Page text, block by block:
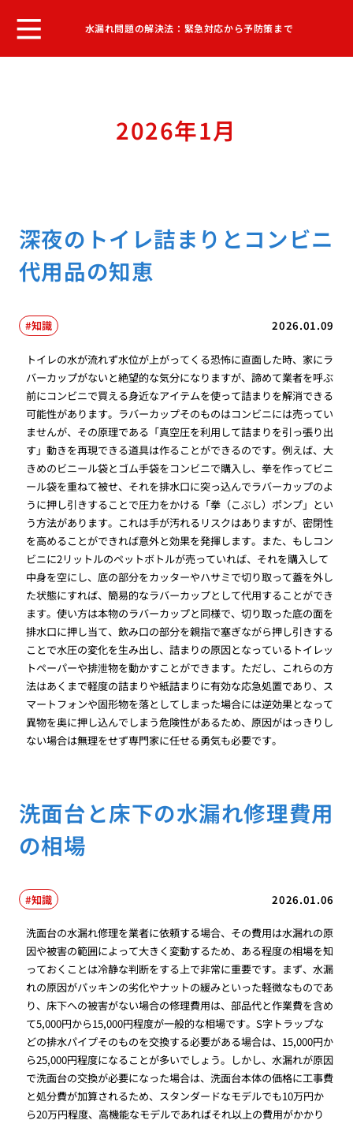
水漏れ問題の解決法：緊急対応から予防策まで
2026年1月
深夜のトイレ詰まりとコンビニ
代用品の知恵
2026.01.09
知識
トイレの水が流れず水位が上がってくる恐怖に直面した時、家にラ
バーカップがないと絶望的な気分になりますが、諦めて業者を呼ぶ
前にコンビニで買える身近なアイテムを使って詰まりを解消できる
可能性があります。ラバーカップそのものはコンビニには売ってい
ませんが、その原理である「真空圧を利用して詰まりを引っ張り出
す」動きを再現できる道具は作ることができるのです。例えば、大
きめのビニール袋とゴム手袋をコンビニで購入し、拳を作ってビニ
ール袋を重ねて被せ、それを排水口に突っ込んでラバーカップのよ
うに押し引きすることで圧力をかける「拳（こぶし）ポンプ」とい
う方法があります。これは手が汚れるリスクはありますが、密閉性
を高めることができれば意外と効果を発揮します。また、もしコン
ビニに2リットルのペットボトルが売っていれば、それを購入して
中身を空にし、底の部分をカッターやハサミで切り取って蓋を外し
た状態にすれば、簡易的なラバーカップとして代用することができ
ます。使い方は本物のラバーカップと同様で、切り取った底の面を
排水口に押し当て、飲み口の部分を親指で塞ぎながら押し引きする
ことで水圧の変化を生み出し、詰まりの原因となっているトイレッ
トペーパーや排泄物を動かすことができます。ただし、これらの方
法はあくまで軽度の詰まりや紙詰まりに有効な応急処置であり、ス
マートフォンや固形物を落としてしまった場合には逆効果となって
異物を奥に押し込んでしまう危険性があるため、原因がはっきりし
ない場合は無理をせず専門家に任せる勇気も必要です。
洗面台と床下の水漏れ修理費用
の相場
2026.01.06
知識
洗面台の水漏れ修理を業者に依頼する場合、その費用は水漏れの原
因や被害の範囲によって大きく変動するため、ある程度の相場を知
っておくことは冷静な判断をする上で非常に重要です。まず、水漏
れの原因がパッキンの劣化やナットの緩みといった軽微なものであ
り、床下への被害がない場合の修理費用は、部品代と作業費を含め
て5,000円から15,000円程度が一般的な相場です。S字トラップな
どの排水パイプそのものを交換する必要がある場合は、15,000円か
ら25,000円程度になることが多いでしょう。しかし、水漏れが原因
で洗面台の交換が必要になった場合は、洗面台本体の価格に工事費
と処分費が加算されるため、スタンダードなモデルでも10万円か
ら20万円程度、高機能なモデルであればそれ以上の費用がかかり